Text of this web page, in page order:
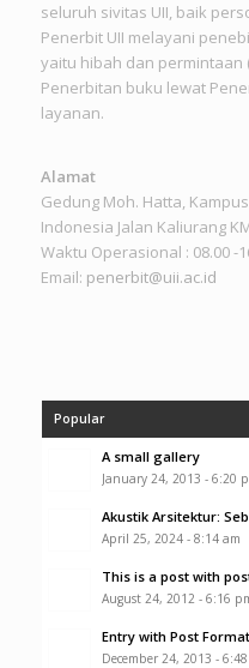
seluruh sivitas UII, baik
Penerbit UII melayani
yaitu hibah dan permintaan
Penerbitan buku lewat
layanan.
Alamat
Gedung Moh. Hatta,
Indonesia Jalan Kaliurang
Waktu Operasional : 08.00 -
Email: penerbit@uii.ac.id
Popular
A small gallery
January 24, 2013 - 6:20
Akustik Arsitektur:
April 25, 2024 - 8:14 am
This is a post with
August 24, 2012 - 6:16
Entry with Post Format
December 24, 2013 -